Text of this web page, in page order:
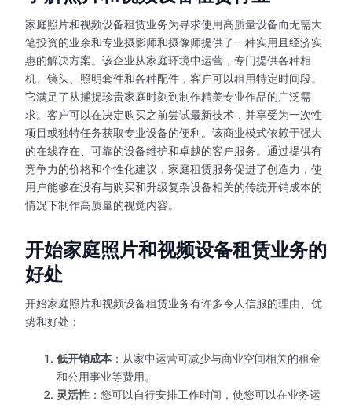
家庭照片和视频设备租赁业务为寻求使用高质量设备而无需大
笔投资的业余和专业摄影师和摄像师提供了一种实用且经济实
惠的解决方案。该企业从家庭环境中运营，专门提供各种相
机、镜头、照明套件和各种配件，客户可以租用特定时间段。
它满足了从捕捉珍贵家庭时刻到制作精美专业作品的广泛需
求。客户可以在决定购买之前尝试最新技术，并享受为一次性
项目或独特任务获取专业设备的便利。该商业模式依赖于强大
的在线存在、可靠的设备维护和卓越的客户服务。通过提供有
竞争力的价格和个性化建议，家庭租赁服务促进了创造力，使
用户能够在没有与购买和升级复杂设备相关的传统开销成本的
情况下制作高质量的视觉内容。
开始家庭照片和视频设备租赁业务的
好处
开始家庭照片和视频设备租赁业务有许多令人信服的理由、优
势和好处：
低开销成本 ：从家中运营可减少与商业空间相关的租金
和公用事业等费用。
灵活性 ：您可以自行安排工作时间，使您可以在业务运